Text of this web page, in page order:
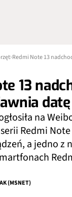
13
na
Redmi
a jedno z
(MSNET)